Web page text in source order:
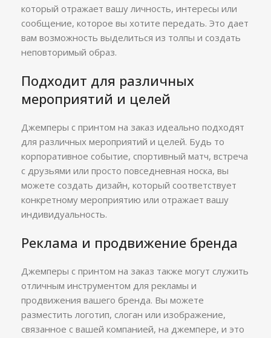
который отражает вашу личность, интересы или
сообщение, которое вы хотите передать. Это дает
вам возможность выделиться из толпы и создать
неповторимый образ.
Подходит для различных
мероприятий и целей
Джемперы с принтом на заказ идеально подходят
для различных мероприятий и целей. Будь то
корпоративное событие, спортивный матч, встреча
с друзьями или просто повседневная носка, вы
можете создать дизайн, который соответствует
конкретному мероприятию или отражает вашу
индивидуальность.
Реклама и продвижение бренда
Джемперы с принтом на заказ также могут служить
отличным инструментом для рекламы и
продвижения вашего бренда. Вы можете
разместить логотип, слоган или изображение,
связанное с вашей компанией, на джемпере, и это